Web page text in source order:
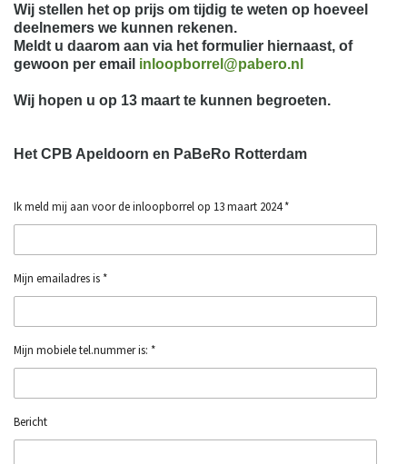
Wij stellen het op prijs om tijdig te weten op hoeveel
deelnemers we kunnen rekenen.
Meldt u daarom aan via het formulier hiernaast, of
gewoon per email inloopborrel@pabero.nl
Wij hopen u op 13 maart te kunnen begroeten.
Het CPB Apeldoorn en PaBeRo Rotterdam
Ik meld mij aan voor de inloopborrel op 13 maart 2024 *
Mijn emailadres is *
Mijn mobiele tel.nummer is: *
Bericht